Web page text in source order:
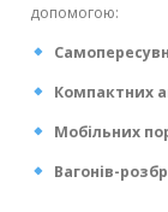
допомогою:
Компактних
Мобільних
Вагонів-